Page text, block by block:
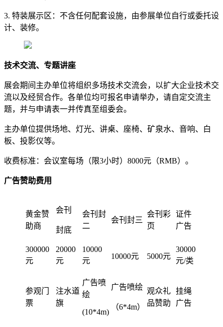
3. 特装展示区：不含任何配套设施，由参展单位自行或委托设
计、装修。
技术交流、专题讲座
展会期间主办单位将组织多场技术交流会，以扩大企业技术交
流以及经贸合作。各单位均可报名申请举办，请自定交流主
题，并与申请表一并传真至组委会。
主办单位提供场地、灯光、讲桌、座椅、矿泉水、音响、白
板、投影仪等。
收费标准：会议室每场（限3小时）8000元（RMB）。
广告赞助费用
黄金赞
助商
会刊
封底
会刊封
二
会刊封三
会刊彩
页
证件
广告
300000
元
20000
元
10000
元
10000元 5000元
30000
元/类
参观门
票
注水道
旗
广告喷
绘
(10*4m)
广告喷绘
（6*4m）
观众礼
品赞助
挂绳
广告